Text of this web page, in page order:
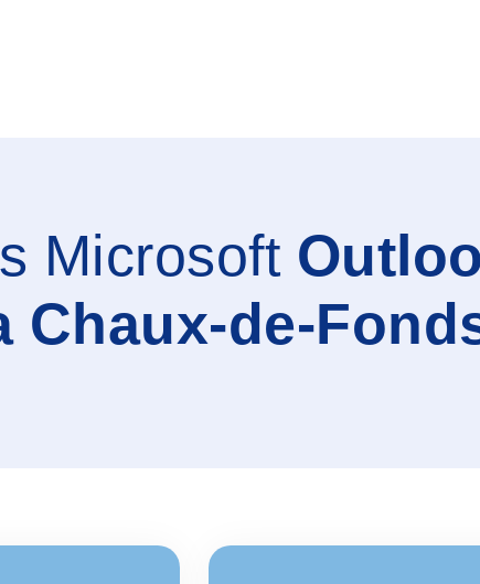
Microsoft
Chaux-de-